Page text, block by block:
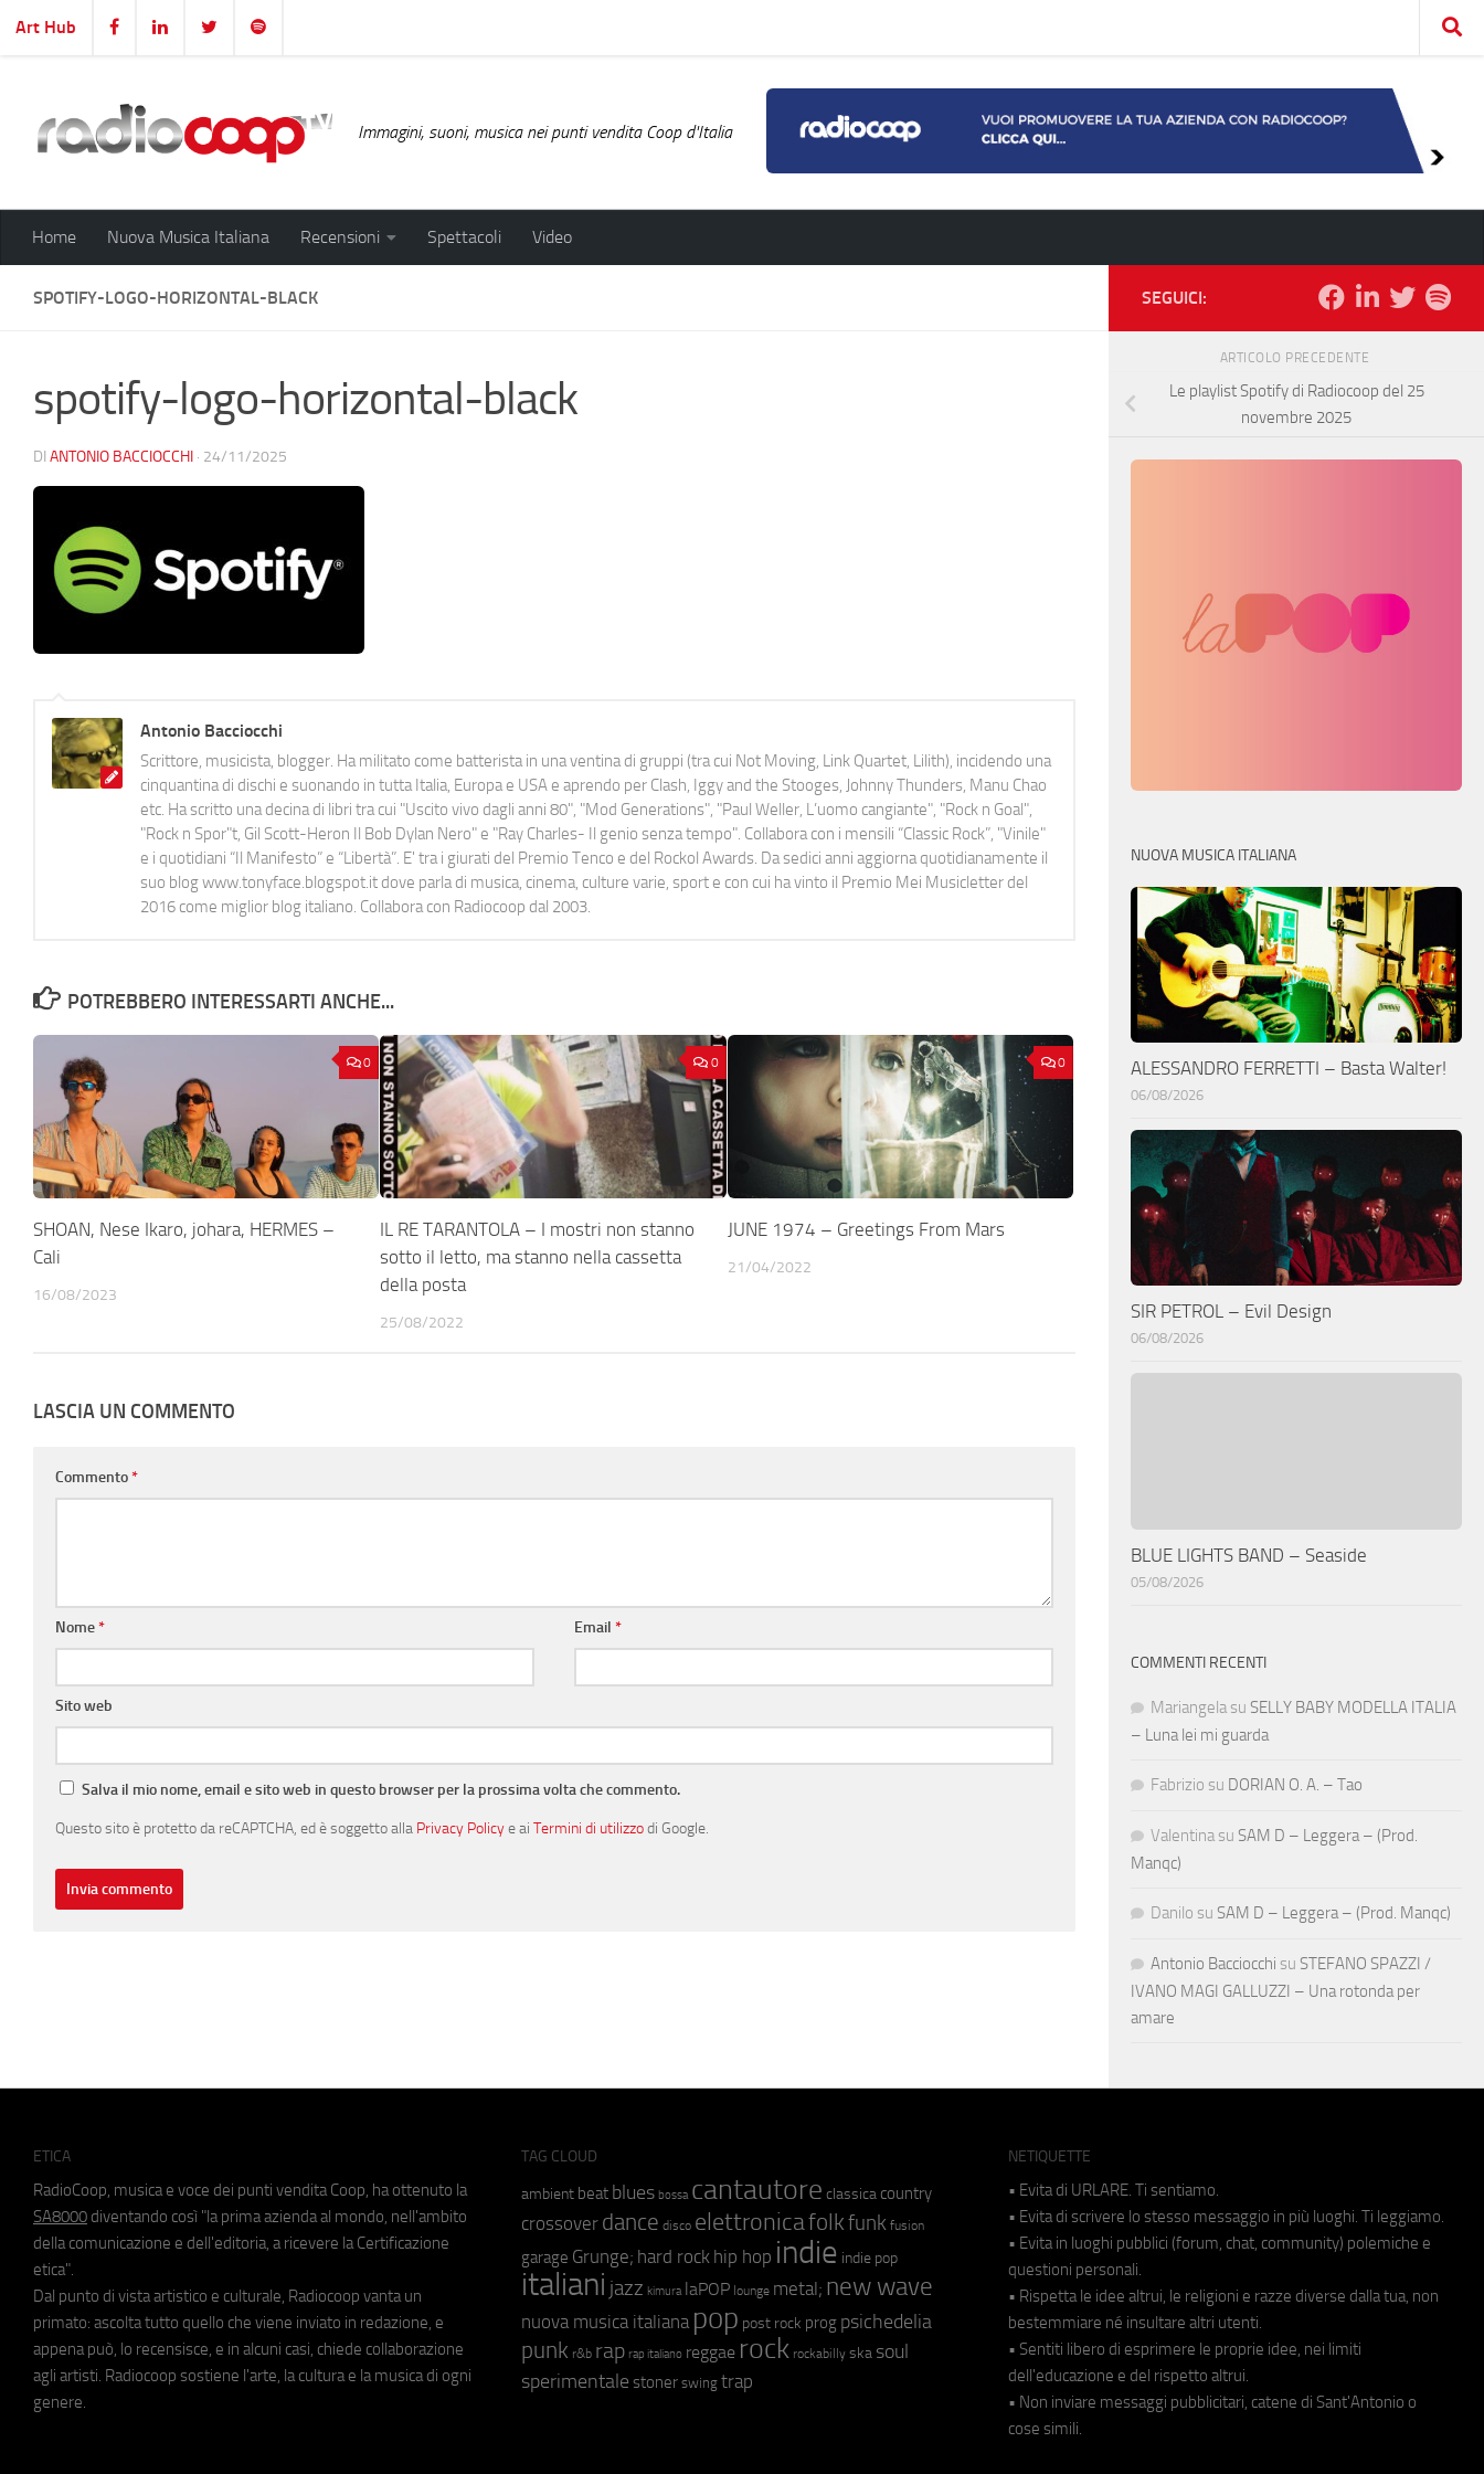
Salta al contenuto
Art Hub
Immagini, suoni, musica nei punti vendita Coop d'Italia
Home Nuova Musica Italiana Recensioni Spettacoli Video
SPOTIFY-LOGO-HORIZONTAL-BLACK
spotify-logo-horizontal-black
DI ANTONIO BACCIOCCHI · 24/11/2025
Antonio Bacciocchi
Scrittore, musicista, blogger. Ha militato come batterista in una ventina di gruppi (tra cui Not Moving, Link Quartet, Lilith), incidendo una
cinquantina di dischi e suonando in tutta Italia, Europa e USA e aprendo per Clash, Iggy and the Stooges, Johnny Thunders, Manu Chao
etc. Ha scritto una decina di libri tra cui "Uscito vivo dagli anni 80", "Mod Generations", "Paul Weller, L’uomo cangiante", "Rock n Goal",
"Rock n Spor"t, Gil Scott-Heron Il Bob Dylan Nero" e "Ray Charles- Il genio senza tempo". Collabora con i mensili “Classic Rock”, "Vinile"
e i quotidiani “Il Manifesto” e “Libertà”. E' tra i giurati del Premio Tenco e del Rockol Awards. Da sedici anni aggiorna quotidianamente il
suo blog www.tonyface.blogspot.it dove parla di musica, cinema, culture varie, sport e con cui ha vinto il Premio Mei Musicletter del
2016 come miglior blog italiano. Collabora con Radiocoop dal 2003.
POTREBBERO INTERESSARTI ANCHE...
0
SHOAN, Nese Ikaro, johara, HERMES –
Cali
16/08/2023
0
IL RE TARANTOLA – I mostri non stanno
sotto il letto, ma stanno nella cassetta
della posta
25/08/2022
0
JUNE 1974 – Greetings From Mars
21/04/2022
LASCIA UN COMMENTO
Commento*
Nome* Email*
Sito web
Salva il mio nome, email e sito web in questo browser per la prossima volta che commento.
Questo sito è protetto da reCAPTCHA, ed è soggetto alla Privacy Policye ai Termini di utilizzodi Google.
SEGUICI:
ARTICOLO PRECEDENTE
Le playlist Spotify di Radiocoop del 25
novembre 2025
NUOVA MUSICA ITALIANA
ALESSANDRO FERRETTI – Basta Walter!
06/08/2026
SIR PETROL – Evil Design
06/08/2026
BLUE LIGHTS BAND – Seaside
05/08/2026
COMMENTI RECENTI
Mariangela su SELLY BABY MODELLA ITALIA
– Luna lei mi guarda
Fabrizio su DORIAN O. A. – Tao
Valentina su SAM D – Leggera – (Prod.
Manqc)
Danilo su SAM D – Leggera – (Prod. Manqc)
Antonio Bacciocchi su STEFANO SPAZZI /
IVANO MAGI GALLUZZI – Una rotonda per
amare
ETICA
RadioCoop, musica e voce dei punti vendita Coop, ha ottenuto la
SA8000 diventando così "la prima azienda al mondo, nell'ambito
della comunicazione e dell'editoria, a ricevere la Certificazione
etica".
Dal punto di vista artistico e culturale, Radiocoop vanta un
primato: ascolta tutto quello che viene inviato in redazione, e
appena può, lo recensisce, e in alcuni casi, chiede collaborazione
agli artisti. Radiocoop sostiene l'arte, la cultura e la musica di ogni
genere.
TAG CLOUD
ambient beat blues bossa cantautore classica country
crossover dance disco elettronicafolkfunk fusion
garage Grunge; hard rock hip hop indie indie pop
italiani jazz kimura laPOP lounge metal; new wave
nuova musica italiana pop post rock prog psichedelia
punk r&b rap rap italiano reggae rock rockabilly ska soul
sperimentale stoner swing trap
NETIQUETTE
• Evita di URLARE. Ti sentiamo.
• Evita di scrivere lo stesso messaggio in più luoghi. Ti leggiamo.
• Evita in luoghi pubblici (forum, chat, community) polemiche e
questioni personali.
• Rispetta le idee altrui, le religioni e razze diverse dalla tua, non
bestemmiare né insultare altri utenti.
• Sentiti libero di esprimere le proprie idee, nei limiti
dell'educazione e del rispetto altrui.
• Non inviare messaggi pubblicitari, catene di Sant'Antonio o
cose simili.